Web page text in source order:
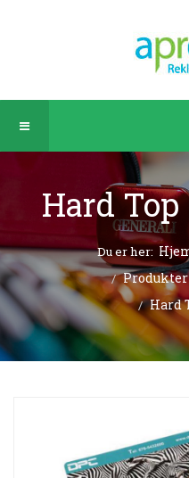
Hard
Du er her:
Hard